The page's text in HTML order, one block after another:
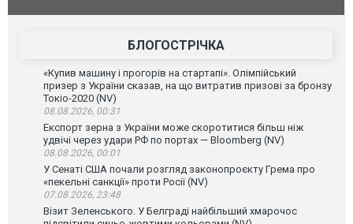
фільму "Афера Томаса Крауна"
БЛОГОСТРІЧКА
«Купив машину і прогорів на стартапі». Олімпійський
призер з України сказав, на що витратив призові за бронзу
Токіо-2020 (NV)
08.08.2026, 00:31
Експорт зерна з України може скоротитися більш ніж
удвічі через удари РФ по портах — Bloomberg (NV)
08.08.2026, 00:01
У Сенаті США почали розгляд законопроєкту Грема про
«пекельні санкції» проти Росії (NV)
07.08.2026, 23:48
Візит Зеленського. У Белграді найбільший хмарочос